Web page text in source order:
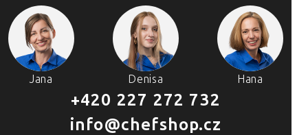
Jana Denisa Hana
+420 227 272 732
info@chefshop.cz